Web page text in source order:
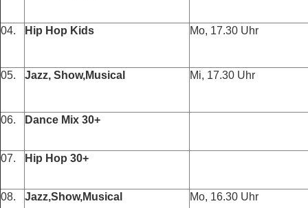
04. Hip Hop Kids Mo, 17.30 Uhr
05. Jazz, Show,Musical Mi, 17.30 Uhr
06. Dance Mix 30+
07. Hip Hop 30+
08. Jazz,Show,Musical Mo, 16.30 Uhr